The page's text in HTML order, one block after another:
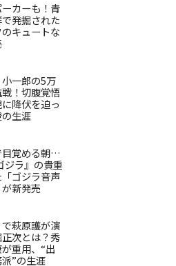
カーも！青
発掘された
キュートな
小一郎の5万
！切腹覚悟
降伏を迫っ
生涯
目覚める朝…
ジラ』の貴重
ゴジラ音声
新発売
で萩原護が演
次とは？秀
重用、“出
”の生涯